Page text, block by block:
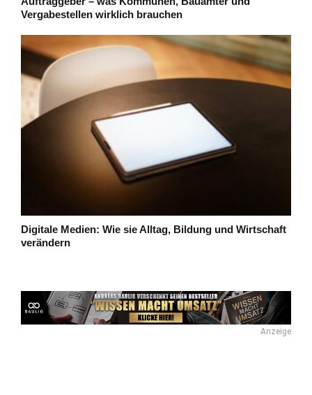
Vergabestellen wirklich brauchen
Digitale Medien: Wie sie Alltag, Bildung und Wirtschaft
verändern
Anzeige